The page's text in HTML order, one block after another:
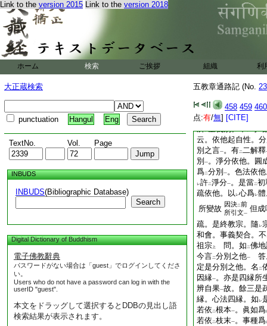
Link to the version 2015 Link to the version 2018
ホーム 検索 ご挨拶 組織 利
大正蔵検索
punctuation Hangul Eng
TextNo. Vol. Page
INBUDS
INBUDS(Bibliographic Database)
Search
Digital Dictionary of Buddhism
電子佛教辭典
パスワードがない場合は「guest」でログインしてくださ
い。
Users who do not have a password can log in with the
userID "guest".
本文をドラッグして選択するとDDBの見出し語
検索結果が表示されます。
五教章通路記 (No.
458 459 460
点:有/無] [CITE]
違。文言有 例
問。若爾。何故
違二祖文等一耶
中。既擧
。對
者。是本覺智。在
智。始覺修生如理
淨分依他一。然有人
是故祖師徴責不
所 望義別。不 可
云。依他起自性。
別之言一。有二二解釋
別 一。淨分依他。圓
爲二分別 一。色法依
レ許二淨分一。是當二初
疏依他。以 レ心爲レ
所變故 因決二前
所引文一
但成
疏。是終教宗。隨 レ
和會。事義契合。不
祖宗 上 問。如 二佛
今言二分別之他一
答
定是分別之他。名 二
因縁一。亦是四縁所
辨自果一故。餘三是
縁。心法四縁。如 レ
若依 二根本一。眞如爲
若依 二枝末一。事種爲